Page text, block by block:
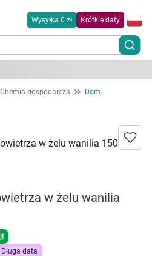
Wysyłka 0 zł Krótkie daty
Chemia gospodarcza Dom
w żelu wanilia
Długa data